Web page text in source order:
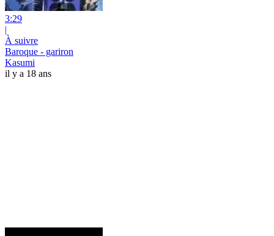
3:29
|
À suivre
Baroque - gariron
Kasumi
il y a 18 ans